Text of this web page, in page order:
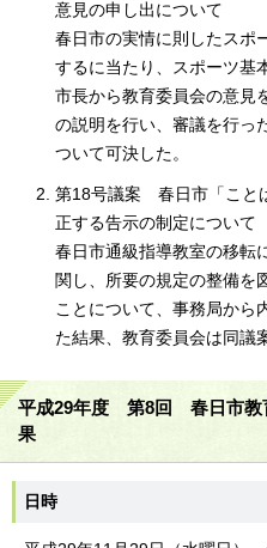
意見の申し出について
春日市の実情に則したスポ
するに当たり、スポーツ基
市長から教育委員会の意見
の説明を行い、審議を行っ
ついて可決した。
第18号議案 春日市「こと
正する告示の制定について
春日市通級指導教室の移転
関し、所要の規定の整備を
ことについて、事務局から
た結果、教育委員会は同議
平成29年度 第8回 春日市教
果
日時